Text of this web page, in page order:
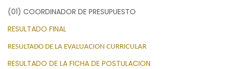
(01) COORDINADOR DE PRESUPUESTO
RESULTADO FINAL
RESULTADO DE LA EVALUACION CURRICULAR
RESULTADO DE LA FICHA DE POSTULACION